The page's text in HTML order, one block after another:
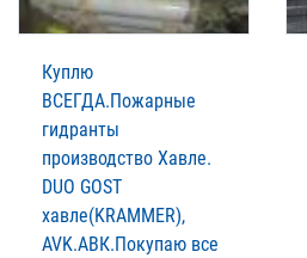
Куплю
ВСЕГДА.Пожарные
гидранты
производство Xавле.
DUO GOST
xавле(KRAMMER),
AVK.АВК.Покупаю все